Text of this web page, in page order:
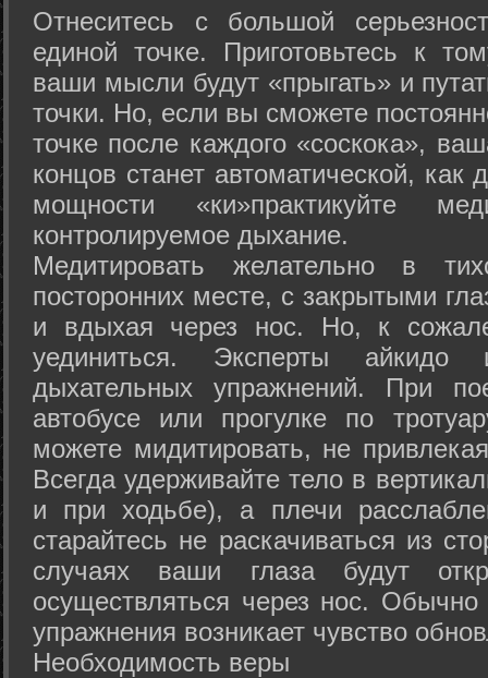
Отнеситесь с большой
единой точке. Приготовьтесь к
ваши мысли будут «прыгать» и
точки. Но, если вы сможете
точке после каждого «соскока»,
концов станет автоматической,
мощности «ки»практикуйте
контролируемое дыхание.
Медитировать желательно в
посторонних месте, с закрытыми
и вдыхая через нос. Но, к
уединиться. Эксперты айкидо
дыхательных упражнений. При
автобусе или прогулке по
можете мидитировать, не
Всегда удерживайте тело в
и при ходьбе), а плечи
старайтесь не раскачиваться из
случаях ваши глаза будут
осуществляться через нос. Обычно
упражнения возникает чувство
Необходимость веры